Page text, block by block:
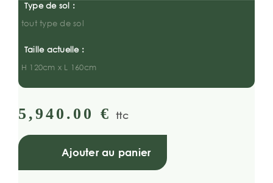
Type de sol :
tout type de sol
Taille actuelle :
H 120cm x L 160cm
5,940.00 € ttc
Ajouter au panier